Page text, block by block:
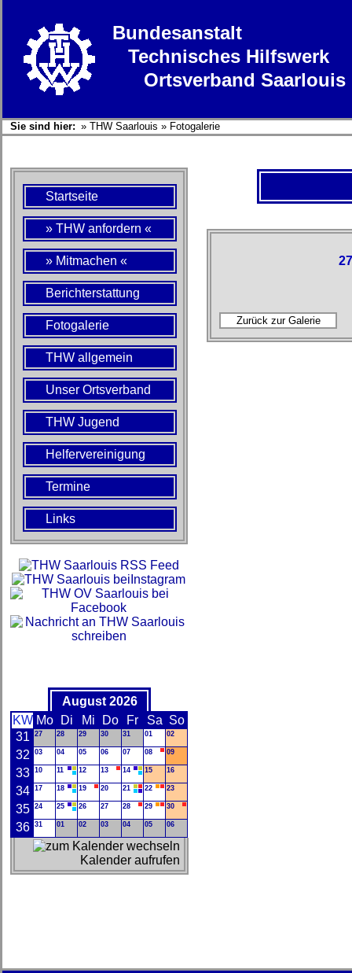
Bundesanstalt
Technisches Hilfswerk
Ortsverband Saarlouis
Sie sind hier: » THW Saarlouis » Fotogalerie
Startseite
» THW anfordern «
» Mitmachen «
Berichterstattung
Fotogalerie
THW allgemein
Unser Ortsverband
THW Jugend
Helfervereinigung
Termine
Links
August 2026
KW Mo Di Mi Do Fr Sa So
31
27 28 29 30 31 01 02
32 03 04 05 06 07 08 09
33 10 11 12 13 14 15 16
34 17 18 19 20 21 22 23
35 24 25 26 27 28 29 30
36 31 01 02 03 04 05 06
Kalender aufrufen